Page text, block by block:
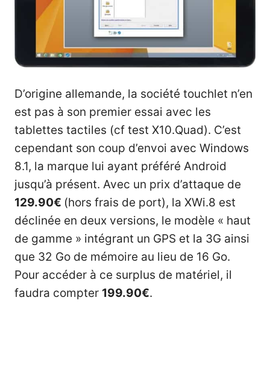
D’origine allemande, la société touchlet n’en
est pas à son premier essai avec les
tablettes tactiles (cf test X10.Quad). C’est
cependant son coup d’envoi avec Windows
8.1, la marque lui ayant préféré Android
jusqu’à présent. Avec un prix d’attaque de
129.90€ (hors frais de port), la XWi.8 est
déclinée en deux versions, le modèle « haut
de gamme » intégrant un GPS et la 3G ainsi
que 32 Go de mémoire au lieu de 16 Go.
Pour accéder à ce surplus de matériel, il
faudra compter 199.90€.